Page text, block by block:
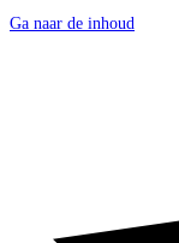
Ga naar de inhoud